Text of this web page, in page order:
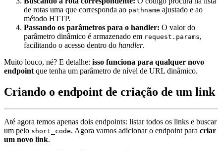
de rotas uma que corresponda ao pathname ajustado e ao
método HTTP.
Passando os parâmetros para o handler: O valor do
parâmetro dinâmico é armazenado em request.params,
facilitando o acesso dentro do handler.
Muito louco, né? E detalhe: isso funciona para qualquer novo
endpoint que tenha um parâmetro de nível de URL dinâmico.
Criando o endpoint de criação de um link
Até agora temos apenas dois endpoints: listar todos os links e buscar
um pelo short_code. Agora vamos adicionar o endpoint para criar
um novo link.